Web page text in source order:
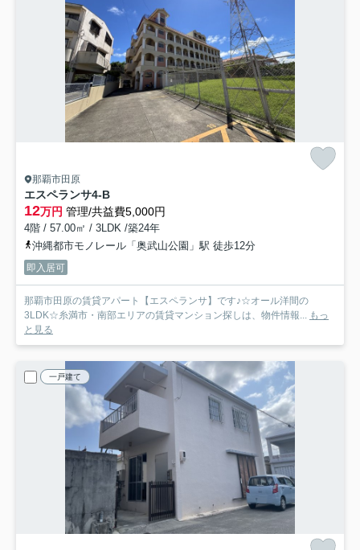
那覇市田原
エスペランサ4-B
12万円 管理/共益費5,000円
4階 / 57.00㎡ / 3LDK /築24年
沖縄都市モノレール「奥武山公園」駅 徒歩12分
即入居可
那覇市田原の賃貸アパート【エスペランサ】です♪☆オール洋間の
3LDK☆糸満市・南部エリアの賃貸マンション探しは、物件情報... もっ
と見る
一戸建て